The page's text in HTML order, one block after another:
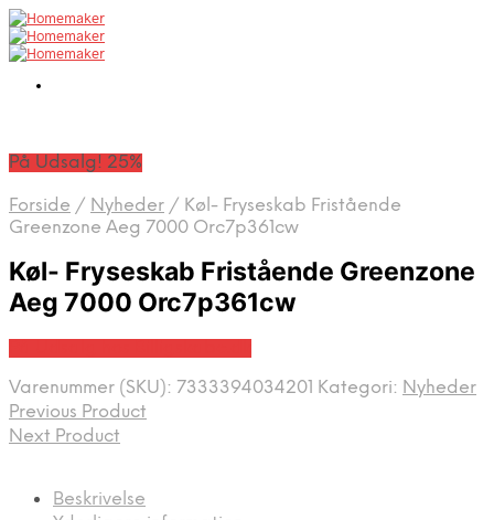
På Udsalg! 25%
Forside / Nyheder / Køl- Fryseskab Fristående
Greenzone Aeg 7000 Orc7p361cw
Køl- Fryseskab Fristående Greenzone
Aeg 7000 Orc7p361cw
Varenummer (SKU): 7333394034201 Kategori: Nyheder
Previous Product
Next Product
Beskrivelse